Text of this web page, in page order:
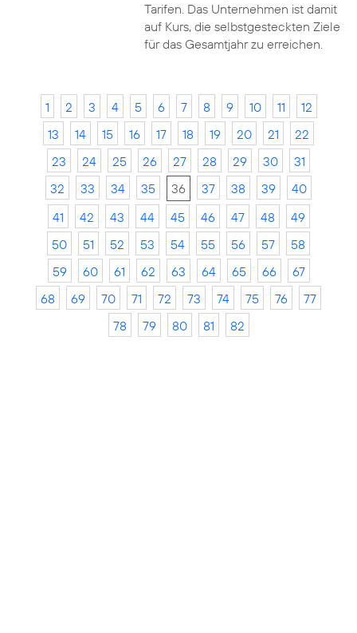
Tarifen. Das Unternehmen ist damit
auf Kurs, die selbstgesteckten Ziele
für das Gesamtjahr zu erreichen.
1 2 3 4 5 6 7 8 9 10 11
12
13
14 15 16 17 18 19 20 21
22
23
24 25 26 27 28 29 30
31
32
33 34 35 36 37 38 39
40
41
42 43 44 45 46 47 48
49
50
51 52 53 54 55 56 57
58
59
60 61 62 63 64 65 66
67
68
69 70 71 72 73 74 75 76
77
78
79 80 81 82